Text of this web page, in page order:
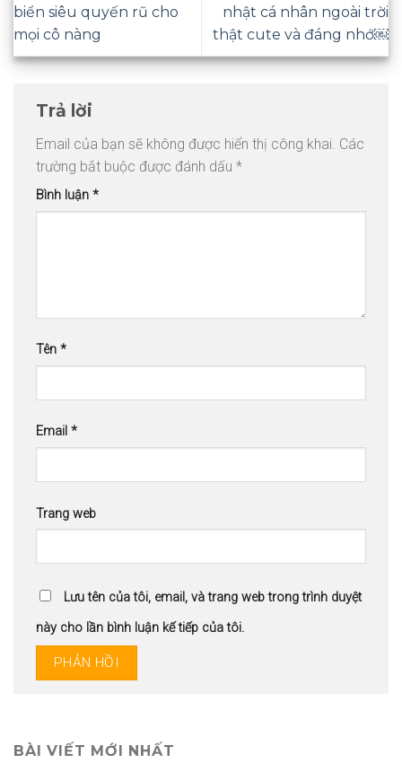
biển siêu quyến rũ cho
mọi cô nàng
nhật cá nhân ngoài trời
thật cute và đáng nhớ￼
Trả lời
Email của bạn sẽ không được hiển thị công khai. Các
trường bắt buộc được đánh dấu *
Bình luận *
Tên *
Email *
Trang web
Lưu tên của tôi, email, và trang web trong trình duyệt
này cho lần bình luận kế tiếp của tôi.
BÀI VIẾT MỚI NHẤT